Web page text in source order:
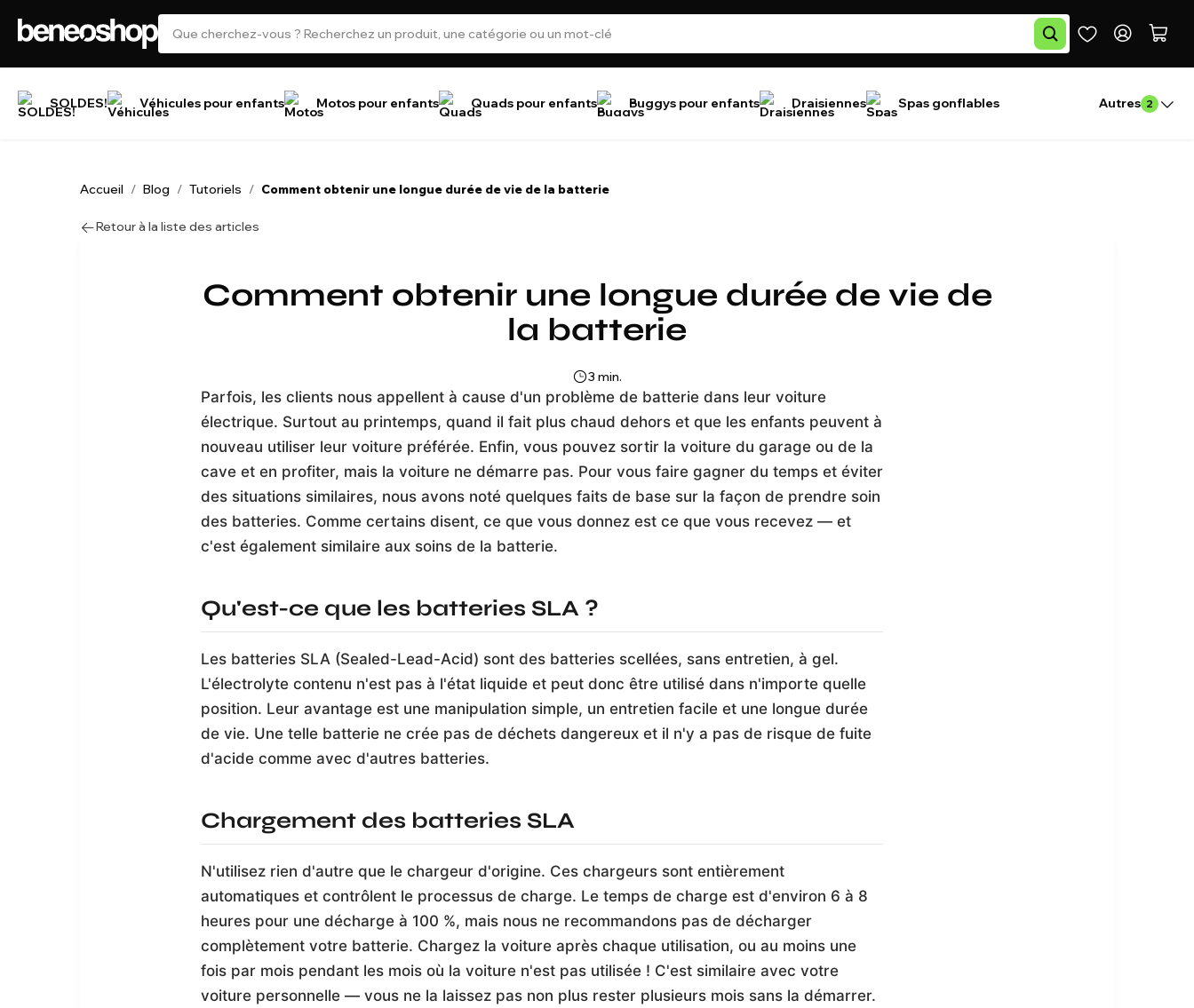
SOLDES! Véhicules pour enfants Motos pour enfants Quads pour enfants Buggys pour enfants Draisiennes Spas gonflables Autres 2
Accueil / Blog / Tutoriels / Comment obtenir une longue durée de vie de la batterie
Retour à la liste des articles
Comment obtenir une longue durée de vie de
la batterie
3 min.
Parfois, les clients nous appellent à cause d'un problème de batterie dans leur voiture
électrique. Surtout au printemps, quand il fait plus chaud dehors et que les enfants peuvent à
nouveau utiliser leur voiture préférée. Enfin, vous pouvez sortir la voiture du garage ou de la
cave et en profiter, mais la voiture ne démarre pas. Pour vous faire gagner du temps et éviter
des situations similaires, nous avons noté quelques faits de base sur la façon de prendre soin
des batteries. Comme certains disent, ce que vous donnez est ce que vous recevez — et
c'est également similaire aux soins de la batterie.
Qu'est-ce que les batteries SLA ?
Les batteries SLA (Sealed-Lead-Acid) sont des batteries scellées, sans entretien, à gel.
L'électrolyte contenu n'est pas à l'état liquide et peut donc être utilisé dans n'importe quelle
position. Leur avantage est une manipulation simple, un entretien facile et une longue durée
de vie. Une telle batterie ne crée pas de déchets dangereux et il n'y a pas de risque de fuite
d'acide comme avec d'autres batteries.
Chargement des batteries SLA
N'utilisez rien d'autre que le chargeur d'origine. Ces chargeurs sont entièrement
automatiques et contrôlent le processus de charge. Le temps de charge est d'environ 6 à 8
heures pour une décharge à 100 %, mais nous ne recommandons pas de décharger
complètement votre batterie. Chargez la voiture après chaque utilisation, ou au moins une
fois par mois pendant les mois où la voiture n'est pas utilisée ! C'est similaire avec votre
voiture personnelle — vous ne la laissez pas non plus rester plusieurs mois sans la démarrer.